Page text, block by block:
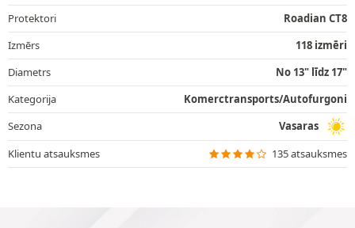
Protektori
Roadian CT8
Izmērs
118 izmēri
Diametrs
No 13" līdz 17"
Kategorija
Komerctransports/Autofurgoni
Sezona
Vasaras
Klientu atsauksmes
135 atsauksmes